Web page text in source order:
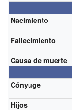
Nacimiento
Fallecimiento
Causa de muerte
Cónyuge
Hijos